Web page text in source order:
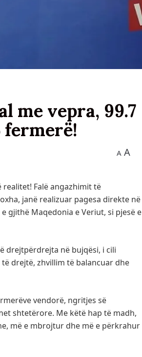
me vepra, 99.7
fermerë!
A A
realitet! Falë angazhimit të
janë realizuar pagesa direkte në
gjithë Maqedonia e Veriut, si pjesë e
drejtpërdrejta në bujqësi, i cili
drejtë, zhvillim të balancuar dhe
vendorë, ngritjes së
shtetërore. Me këtë hap të madh,
më e mbrojtur dhe më e përkrahur